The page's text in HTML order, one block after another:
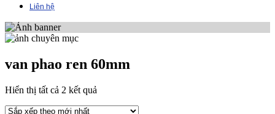
Liên hệ
van phao ren 60mm
Hiển thị tất cả 2 kết quả